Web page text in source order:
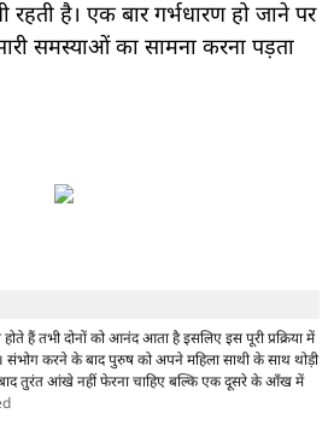
है। एक बार गर्भधारण हो जाने पर
समस्याओं का सामना करना पड़ता
होते हैं तभी दोनों को आनंद आता है इसलिए इस पूरी प्रक्रिया में
संभोग करने के बाद पुरुष को अपने महिला साथी के साथ थोड़ी
तुरंत आंखे नहीं फेरना चाहिए बल्कि एक दूसरे के आँख में